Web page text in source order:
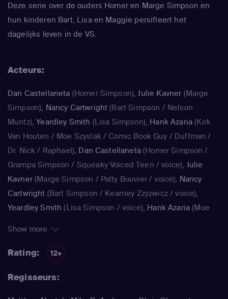
Deze serie over de ouders Homer en Marge Simpson en
hun kinderen Bart, Lisa en Maggie persifleert het
dagelijks leven in de VS.
Acteurs:
Dan Castellaneta (Homer Simpson),Julie Kavner (Marge
Simpson), Nancy Cartwright (Bart Simpson / Nelson
Muntz),Yeardley Smith (Lisa Simpson), Hank Azaria (Kirk
Van Houten / Moe Szyslak / Comic Book Guy / Duffman /
Dr. Nick / Raphael), Dan Castellaneta(Homer Simpson /
Grampa Simpson / Squeaky Voiced Teen / voice), Julie
Kavner(Marge Simpson / Patty Bouvier / voice), Nancy
Cartwright (Bart Simpson / Kearney Zzyzwicz / voice),
Yeardley Smith (Lisa Simpson / voice), Hank Azaria (Moe
Castellaneta(Homer Simpson / Kodos)
(Bart Simpson)
Houten / Clancy Wiggum / Snake Jailbird / Maximilian von
Show more
Rating: 12+
Regisseurs: